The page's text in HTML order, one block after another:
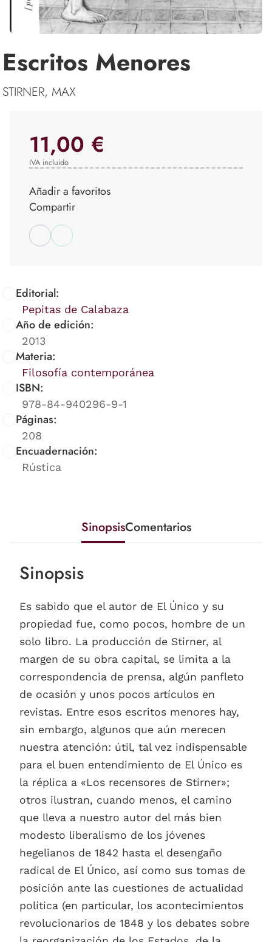
Escritos Menores
STIRNER, MAX
Editorial:
Pepitas de Calabaza
Año de edición:
2013
Materia:
Filosofía contemporánea
ISBN:
978-84-940296-9-1
Páginas:
208
Encuadernación:
Rústica
11,00 €
IVA incluido
Añadir a favoritos
Compartir
SinopsisComentarios
Sinopsis
Es sabido que el autor de El Único y su
propiedad fue, como pocos, hombre de un
solo libro. La producción de Stirner, al
margen de su obra capital, se limita a la
correspondencia de prensa, algún panfleto
de ocasión y unos pocos artículos en
revistas. Entre esos escritos menores hay,
sin embargo, algunos que aún merecen
nuestra atención: útil, tal vez indispensable
para el buen entendimiento de El Único es
la réplica a «Los recensores de Stirner»;
otros ilustran, cuando menos, el camino
que lleva a nuestro autor del más bien
modesto liberalismo de los jóvenes
hegelianos de 1842 hasta el desengaño
radical de El Único, así como sus tomas de
posición ante las cuestiones de actualidad
política (en particular, los acontecimientos
revolucionarios de 1848 y los debates sobre